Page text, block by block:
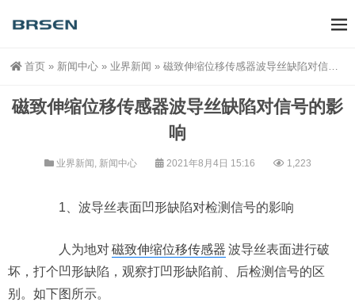
首页 » 新闻中心 » 业界新闻 » 磁致伸缩位移传感器波导丝缺陷对信号的影响
磁致伸缩位移传感器波导丝缺陷对信号的影
响
业界新闻 , 新闻中心 2021年8月4日 15:16 1,223
1、波导丝表面凹形缺陷对检测信号的影响
人为地对磁致伸缩位移传感器 波导丝表面进行破
坏，打个凹形缺陷，观察打凹形缺陷前、后检测信号的区
别。如下图所示。